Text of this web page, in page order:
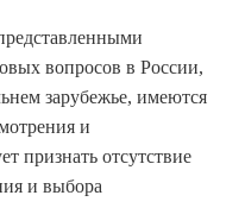
вопросов в России,
зарубежье, имеются
и
признать отсутствие
и выбора